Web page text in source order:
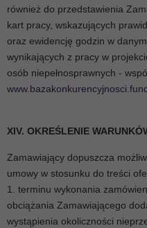
również do przedstawienia
kart pracy, wskazujących
oraz ewidencję godzin w
wynikających z pracy w
osób niepełnosprawnych -
XIV. OKREŚLENIE
Zamawiający dopuszcza
umowy w stosunku do treści
1. terminu wykonania
obciążania Zamawiającego
wystąpienia okoliczności